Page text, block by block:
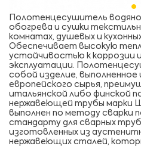
Полотенцесушитель
обогрева и сушки
комнатах, душевых и
Обеспечивает высокую
устойчивостью к коррозии
эксплуатации.
собой изделие,
европейского сырья,
итальянской либо финской
нержавеющей трубы марки
выполнен по методу сварки
стандарту для сварных труб
изготовленных из
нержавеющих сталей,